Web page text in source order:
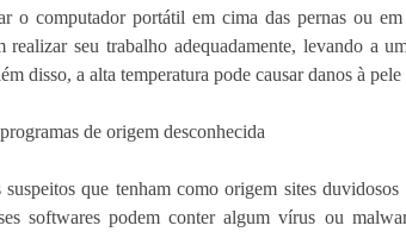
o computador portátil em cima das pernas ou
realizar seu trabalho adequadamente, levando a
disso, a alta temperatura pode causar danos à
de origem desconhecida
suspeitos que tenham como origem sites
softwares podem conter algum vírus ou